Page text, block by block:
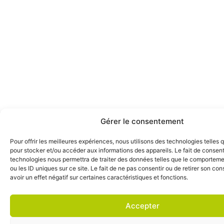
Gérer le consentement
Pour offrir les meilleures expériences, nous utilisons des technologies telles
pour stocker et/ou accéder aux informations des appareils. Le fait de
technologies nous permettra de traiter des données telles que le
ou les ID uniques sur ce site. Le fait de ne pas consentir ou de retirer son
avoir un effet négatif sur certaines caractéristiques et fonctions.
Accepter